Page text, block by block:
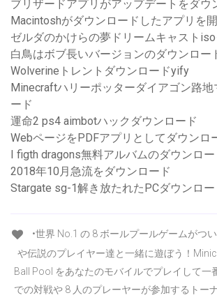
ブリザードアプリがアップデートをダウ
Macintoshがダウンロードしたアプリを
ゼルダのかけらの夢ドリームキャスト
白鳥はボブ長いバージョンのダウンロー
Wolverineトレントダウンロードyify
Minecraftハリーポッターダイアゴン路地
ード
運命2 ps4 aimbotハックダウンロード
WebページをPDFアプリとしてダウンロ
I figth dragons無料アルバムのダウンロー
2018年10月急流をダウンロード
Stargate sg-1解き放たれたPCダウンロー
‎•世界 No.1 の 8 ボールプールゲームがつ
や伝説のプレイヤー達と一緒に遊ぼう！
Ball Pool をあなたのモバイルでプレイして一
での対戦や 8 人のプレーヤーが参加するトー